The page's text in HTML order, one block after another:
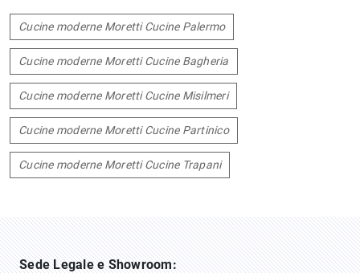
Cucine moderne Moretti Cucine Palermo
Cucine moderne Moretti Cucine Bagheria
Cucine moderne Moretti Cucine Misilmeri
Cucine moderne Moretti Cucine Partinico
Cucine moderne Moretti Cucine Trapani
Sede Legale e Showroom: